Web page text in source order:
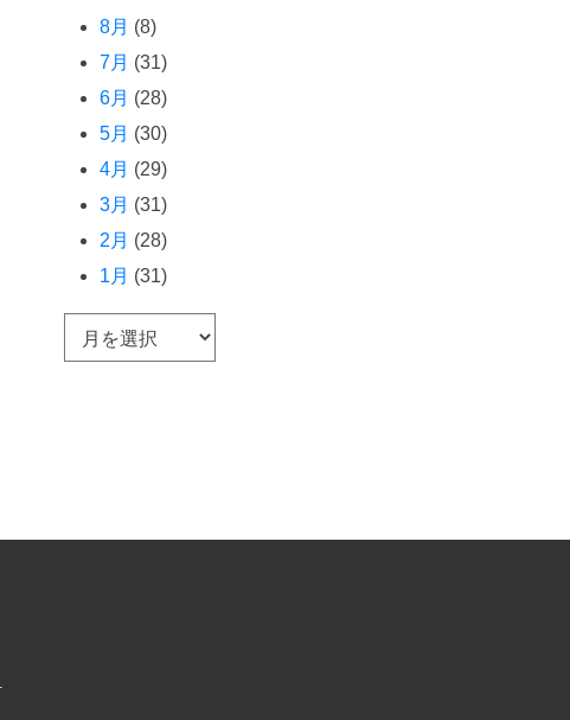
8月 (8)
7月 (31)
6月 (28)
5月 (30)
4月 (29)
3月 (31)
2月 (28)
1月 (31)
ー